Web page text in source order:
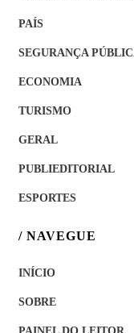
PAÍS
SEGURANÇA
ECONOMIA
TURISMO
GERAL
PUBLIEDITORIAL
ESPORTES
/ NAVEGUE
INÍCIO
SOBRE
PAINEL DO LEITOR